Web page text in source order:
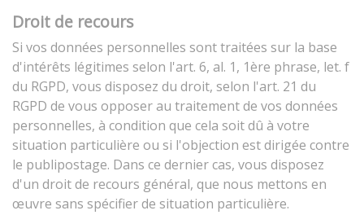
Droit de recours
Si vos données personnelles sont traitées sur la base
d'intérêts légitimes selon l'art. 6, al. 1, 1ère phrase, let. f
du RGPD, vous disposez du droit, selon l'art. 21 du
RGPD de vous opposer au traitement de vos données
personnelles, à condition que cela soit dû à votre
situation particulière ou si l'objection est dirigée contre
le publipostage. Dans ce dernier cas, vous disposez
d'un droit de recours général, que nous mettons en
œuvre sans spécifier de situation particulière.